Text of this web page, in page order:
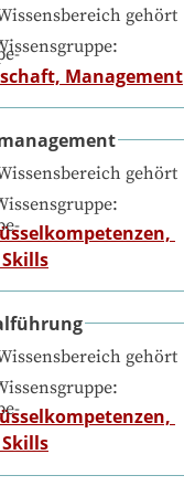
gehört
Management
gehört
gehört